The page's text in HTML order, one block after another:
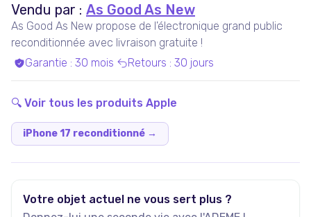
Vendu par : As Good As New
As Good As New propose de l'électronique grand public
reconditionnée avec livraison gratuite !
Garantie : 30 mois Retours : 30 jours
🔍 Voir tous les produits Apple
iPhone 17 reconditionné →
Votre objet actuel ne vous sert plus ?